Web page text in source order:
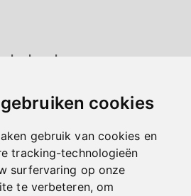
cookies
gebruik van cookies en
tracking-technologieën
surfervaring op onze
te verbeteren, om
| Technische realisatieSieronline B.V.